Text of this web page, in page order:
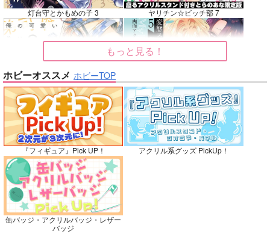
DISCO F えづとふじ
専売 660円 （税込）
吸血鬼すぐ死ぬ
サンプル
再販希望
バッキンガム
専売 3,144円（税込）
崩壊：スターレイル
ファイノン
フリンズ
カート
m.m.m.
専売 7,857円（税込）
刀剣乱舞
大典太光世
カート
No.10
灯台守とかもめの子 3 ヤリチン☆ビッチ部 7
俺の可愛い弟は 2 変態ストーカーに狙われてます 5
バイトの宮川君は店長が好き 2 腐男子も歩けば恋に沼る
出来損ないのラブソング Riff
もっと見る！
ホビーオススメ ホビーTOP
『フィギュア』Pick UP！ アクリル系グッズ PickUp！
缶バッジ・アクリルバッジ・レザー
バッジ